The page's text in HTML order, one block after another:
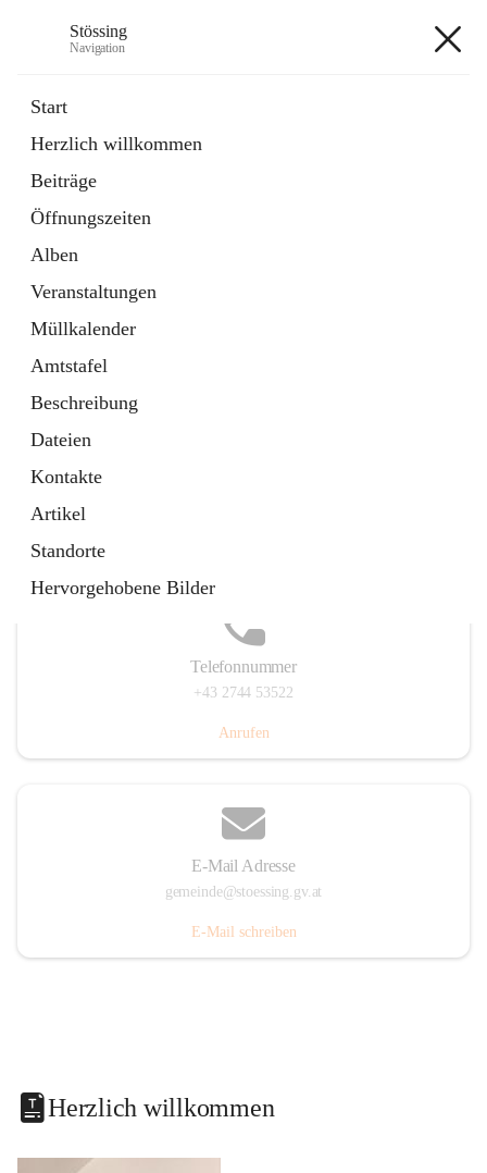
Stössing
Navigation
Start
Herzlich willkommen
Beiträge
Öffnungszeiten
Alben
Veranstaltungen
Müllkalender
Amtstafel
Beschreibung
Dateien
Kontakte
Artikel
Standorte
Hervorgehobene Bilder
Datei
in
Tab
Kindergarten
öffnet
in
neuem
Tab
Telefonnummer
+43 2744 53522
Anrufen
E-Mail Adresse
gemeinde@stoessing.gv.at
E-Mail schreiben
Herzlich willkommen